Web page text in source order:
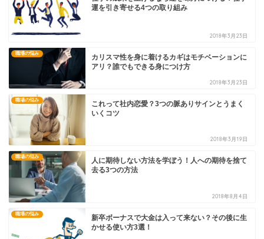
運を引き寄せる4つの取り組み
2018年3月23日
職場の悩み
カリスマ性を身に着けるカギはモチベーションに
アリ？誰でもできる身につけ方
2018年3月23日
職場の悩み
これって社内恋愛？3つの脈ありサインとうまく
いくコツ
2018年3月19日
職場の悩み
人に期待しない方法を学ぼう！人への期待を捨て
去る3つの方法
2018年8月4日
職場の悩み
新卒ボーナスで大金は入って来ない？その後に生
かせる使い方3選！